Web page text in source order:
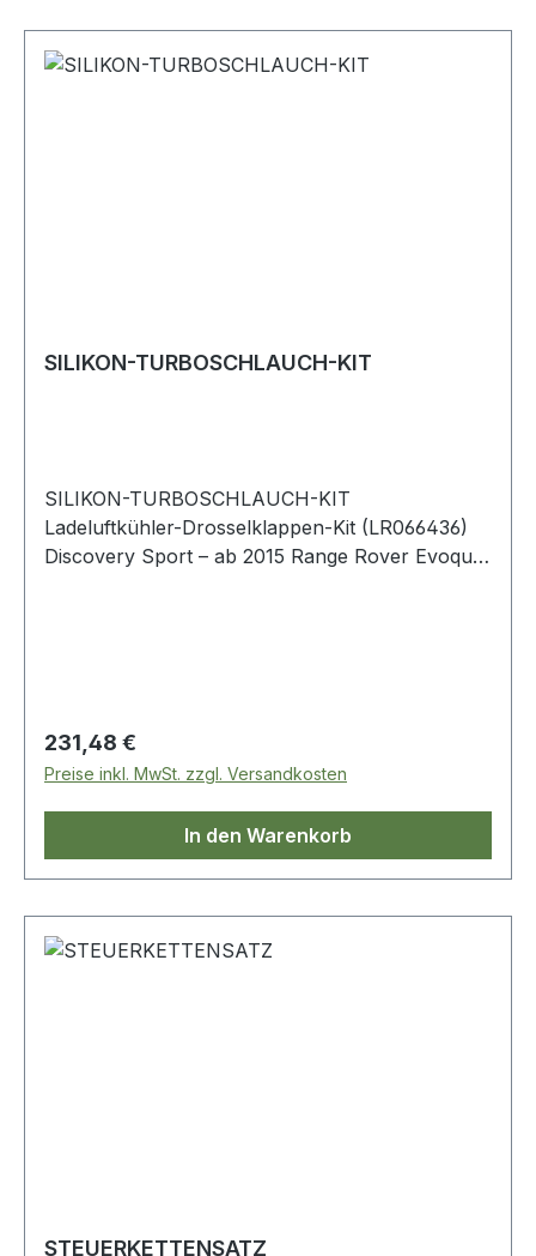
SILIKON-TURBOSCHLAUCH-KIT
SILIKON-TURBOSCHLAUCH-KIT
Ladeluftkühler-Drosselklappen-Kit (LR066436)
Discovery Sport – ab 2015 Range Rover Evoque
Regulärer Preis:
231,48 €
Preise inkl. MwSt. zzgl. Versandkosten
In den Warenkorb
STEUERKETTENSATZ